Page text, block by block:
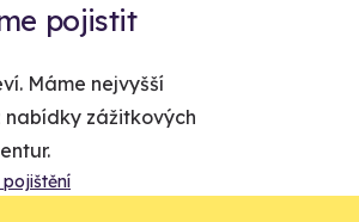
pojistit
Máme nejvyšší
nabídky zážitkových
pojištění